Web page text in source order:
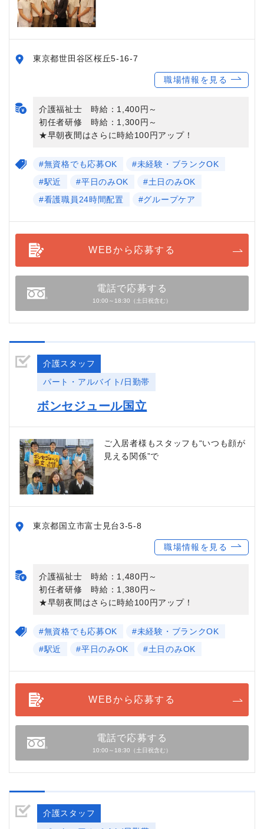
東京都世田谷区桜丘5-16-7
職場情報を見る
介護福祉士 時給：1,400円～
初任者研修 時給：1,300円～
★早朝夜間はさらに時給100円アップ！
#無資格でも応募OK
#未経験・ブランクOK
#駅近
#平日のみOK
#土日のみOK
#看護職員24時間配置
#グループケア
WEBから応募する
電話で応募する
10:00～18:30（土日祝含む）
介護スタッフ
パート・アルバイト/日勤帯
ボンセジュール国立
ご入居者様もスタッフも“いつも顔が
見える関係”で
東京都国立市富士見台3-5-8
職場情報を見る
介護福祉士 時給：1,480円～
初任者研修 時給：1,380円～
★早朝夜間はさらに時給100円アップ！
#無資格でも応募OK
#未経験・ブランクOK
#駅近
#平日のみOK #土日のみOK
WEBから応募する
電話で応募する
10:00～18:30（土日祝含む）
介護スタッフ